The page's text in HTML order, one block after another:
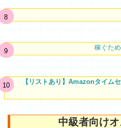
稼ぐた
【リストあり】Amazonタイム
中級者向け